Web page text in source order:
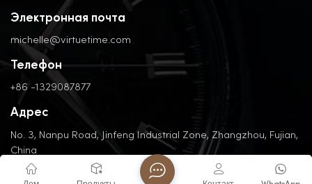
Электронная почта
michelle@virtuetime.com
Телефон
+86 -1329087877
Адрес
No. 3, Nanpu Road, Jinfeng Industrial Zone, Zhangzhou, Fujian,
China